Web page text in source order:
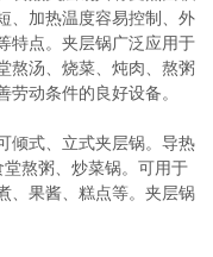
、加热温度容易控制、外
特点。夹层锅广泛应用于
熬汤、烧菜、炖肉、熬粥
动条件的良好设备。
倾式、立式夹层锅。导热
熬粥、炒菜锅。可用于
、果酱、糕点等。夹层锅